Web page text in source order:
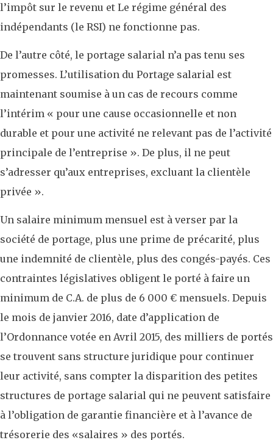
l’impôt sur le revenu et Le régime général des
indépendants (le RSI) ne fonctionne pas.
De l’autre côté, le portage salarial n’a pas tenu ses
promesses. L’utilisation du Portage salarial est
maintenant soumise à un cas de recours comme
l’intérim « pour une cause occasionnelle et non
durable et pour une activité ne relevant pas de l’activité
principale de l’entreprise ». De plus, il ne peut
s’adresser qu’aux entreprises, excluant la clientèle
privée ».
Un salaire minimum mensuel est à verser par la
société de portage, plus une prime de précarité, plus
une indemnité de clientèle, plus des congés-payés. Ces
contraintes législatives obligent le porté à faire un
minimum de C.A. de plus de 6 000 € mensuels. Depuis
le mois de janvier 2016, date d’application de
l’Ordonnance votée en Avril 2015, des milliers de portés
se trouvent sans structure juridique pour continuer
leur activité, sans compter la disparition des petites
structures de portage salarial qui ne peuvent satisfaire
à l’obligation de garantie financière et à l’avance de
trésorerie des «salaires » des portés.